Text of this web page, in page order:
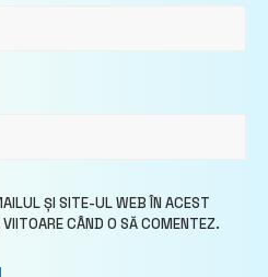
ȘI SITE-UL WEB ÎN ACEST
CÂND O SĂ COMENTEZ.